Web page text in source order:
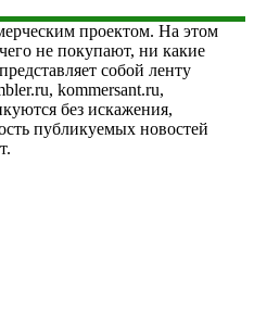
проектом. На этом
не покупают, ни какие
собой ленту
kommersant.ru,
без искажения,
публикуемых новостей